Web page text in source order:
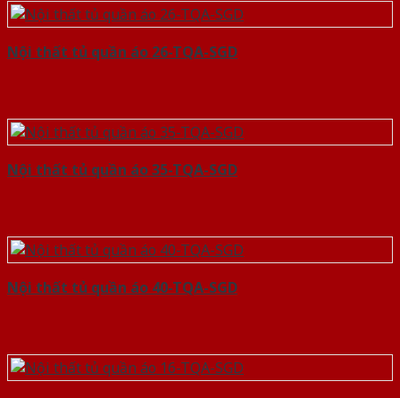
Nội thất tủ quần áo 26-TQA-SGD
Nội thất tủ quần áo 35-TQA-SGD
Nội thất tủ quần áo 40-TQA-SGD